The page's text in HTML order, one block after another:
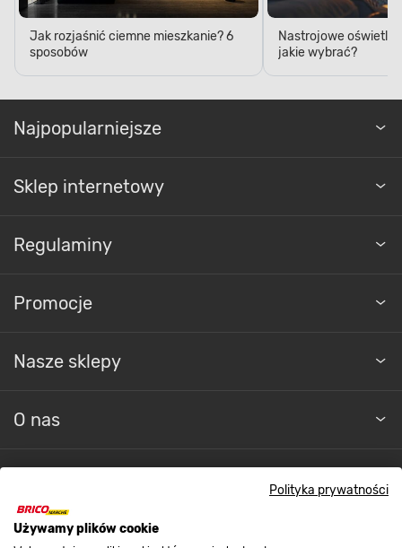
Polityka prywatności
Używamy plików cookie
Jak rozjaśnić ciemne mieszkanie? 6
sposobów
Nastrojowe
jakie wybrać?
Najpopularniejsze
Sklep internetowy
Regulaminy
Promocje
Nasze sklepy
O nas
Strefa biznesu